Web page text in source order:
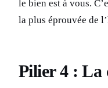
le bien est à vous.
la plus éprouvée de
Pilier 4 : La